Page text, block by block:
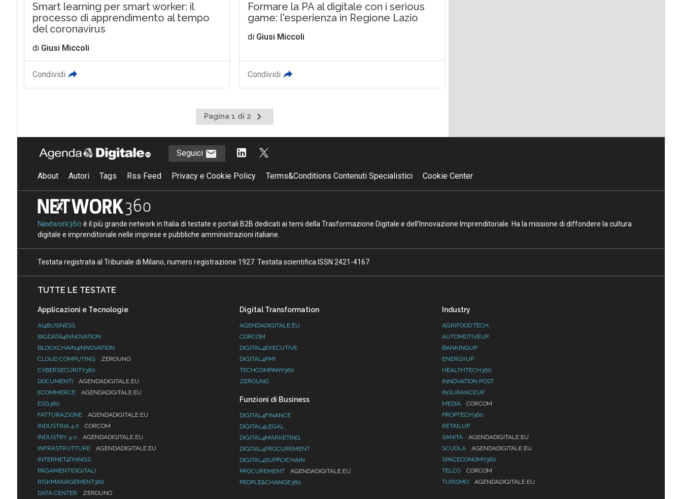
Smart learning per smart worker: il
processo di apprendimento al tempo
del coronavirus
di Giusi Miccoli
Condividi
Formare la PA al digitale con i serious
game: l'esperienza in Regione Lazio
di Giusi Miccoli
Condividi
Pagina 1 di 2
Pagina
successiva
Seguici
About Autori Tags Rss Feed Privacy e Cookie Policy Terms&Conditions Contenuti Specialistici Cookie Center
Nextwork360 è il più grande network in Italia di testate e portali B2B dedicati ai temi della Trasformazione Digitale e dell’Innovazione Imprenditoriale. Ha la missione di diffondere la cultura
digitale e imprenditoriale nelle imprese e pubbliche amministrazioni italiane.
Testata registrata al Tribunale di Milano, numero registrazione 1927. Testata scientifica ISSN 2421-4167
TUTTE LE TESTATE
Applicazioni e Tecnologie
AI4BUSINESS
BIGDATA4INNOVATION
BLOCKCHAIN4INNOVATION
CLOUD COMPUTING
ZEROUNO
CYBERSECURITY360
DOCUMENTI
AGENDADIGITALE.EU
ECOMMERCE
AGENDADIGITALE.EU
ESG360
FATTURAZIONE
AGENDADIGITALE.EU
INDUSTRIA 4.0
CORCOM
INDUSTRY 4.0
AGENDADIGITALE.EU
INFRASTRUTTURE
AGENDADIGITALE.EU
INTERNET4THINGS
PAGAMENTIDIGITALI
RISKMANAGEMENT360
DATA CENTER
ZEROUNO
Digital Transformation
AGENDADIGITALE.EU
CORCOM
DIGITAL4EXECUTIVE
DIGITAL4PMI
TECHCOMPANY360
ZEROUNO
Funzioni di Business
DIGITAL4FINANCE
DIGITAL4LEGAL
DIGITAL4MARKETING
DIGITAL4PROCUREMENT
DIGITAL4SUPPLYCHAIN
PROCUREMENT
AGENDADIGITALE.EU
PEOPLE&CHANGE360
Industry
AGRIFOOD.TECH
AUTOMOTIVEUP
BANKINGUP
ENERGYUP
HEALTHTECH360
INNOVATION POST
INSURANCEUP
MEDIA
CORCOM
PROPTECH360
RETAILUP
SANITÀ
AGENDADIGITALE.EU
SCUOLA
AGENDADIGITALE.EU
SPACECONOMY360
TELCO
CORCOM
TURISMO
AGENDADIGITALE.EU